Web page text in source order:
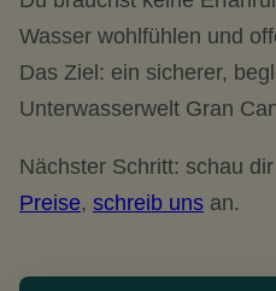
Wasser wohlfühlen und
Das Ziel: ein sicherer,
Unterwasserwelt Gran
Nächster Schritt: schau dir
Preise, schreib uns an.